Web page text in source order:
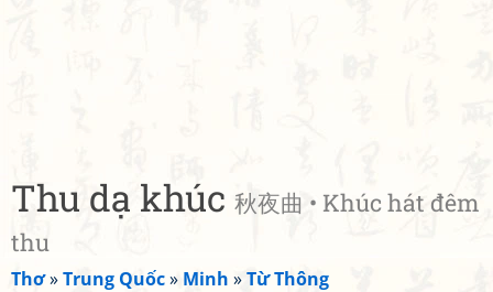
Thu dạ khúc 秋夜曲 • Khúc hát đêm
thu
Thơ»Trung Quốc» Minh »Từ Thông